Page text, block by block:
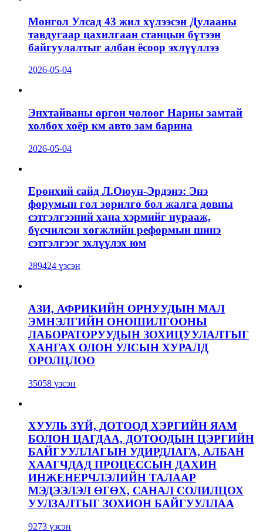
Монгол Улсад 43 жил хүлээсэн Дулааны
тавдугаар цахилгаан станцын бүтээн
байгуулалтыг албан ёсоор эхлүүллээ
2026-05-04
Энхтайваны өргөн чөлөөг Нарны замтай
холбох хоёр км авто зам барина
2026-05-04
Ерөнхий сайд Л.Оюун-Эрдэнэ: Энэ
форумын гол зорилго бол жалга довны
сэтгэлгээний хана хэрмийг нурааж,
бүсчилсэн хөгжлийн реформын шинэ
сэтгэлгээг эхлүүлэх юм
289424 үзсэн
АЗИ, АФРИКИЙН ОРНУУДЫН МАЛ
ЭМНЭЛГИЙН ОНОШИЛГООНЫ
ЛАБОРАТОРУУДЫН ЗОХИЦУУЛАЛТЫГ
ХАНГАХ ОЛОН УЛСЫН ХУРАЛД
ОРОЛЦЛОО
35058 үзсэн
ХУУЛЬ ЗҮЙ, ДОТООД ХЭРГИЙН ЯАМ
БОЛОН ЦАГДАА, ДОТООДЫН ЦЭРГИЙН
БАЙГУУЛЛАГЫН УДИРДЛАГА, АЛБАН
ХААГЧДАД ПРОЦЕССЫН ДАХИН
ИНЖЕНЕРЧЛЭЛИЙН ТАЛААР
МЭДЭЭЛЭЛ ӨГӨХ, САНАЛ СОЛИЛЦОХ
УУЛЗАЛТЫГ ЗОХИОН БАЙГУУЛЛАА
9273 үзсэн